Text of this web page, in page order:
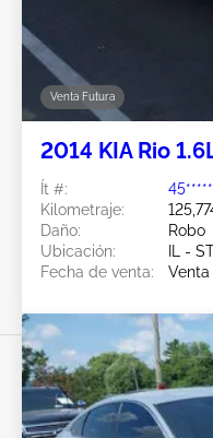
Venta Futura
2014 KIA Rio
Ít #:
Kilometraje:
Daño:
Robo
Ubicación:
IL -
Fecha de venta:
Venta